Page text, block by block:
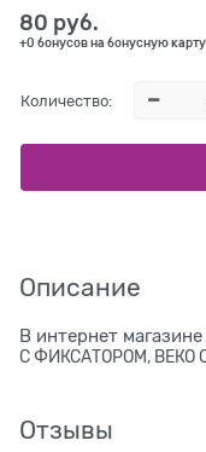
80 руб.
+0 бонусов на бонусную карту
Количество:
Описание
В интернет
С ФИКСАТОРОМ, ВЕКО
Отзывы